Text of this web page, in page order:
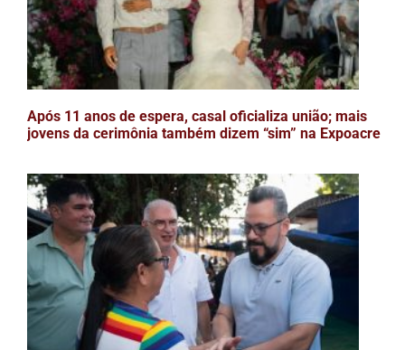
Após 11 anos de espera, casal oficializa união; mais
jovens da cerimônia também dizem “sim” na Expoacre